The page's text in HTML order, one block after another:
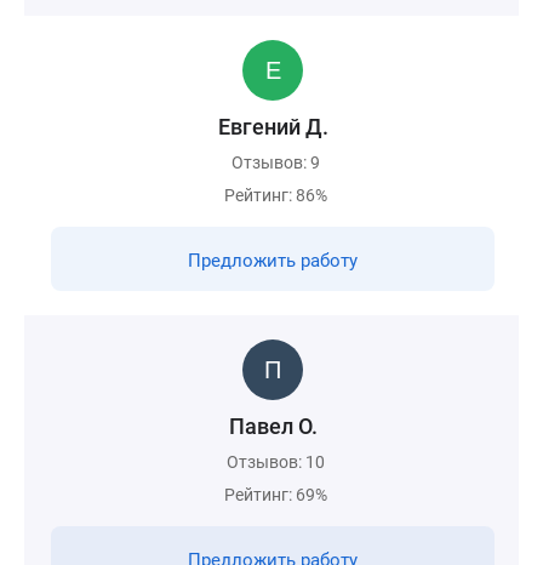
Евгений Д.
Отзывов: 9
Рейтинг: 86%
Предложить работу
Павел О.
Отзывов: 10
Рейтинг: 69%
Предложить работу